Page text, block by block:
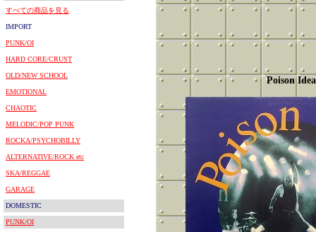
すべての商品を見る
IMPORT
PUNK/OI
HARD CORE/CRUST
OLD/NEW SCHOOL
EMOTIONAL
CHAOTIC
MELODIC/POP PUNK
ROCKA/PSYCHOBILLY
ALTERNATIVE/ROCK etc
SKA/REGGAE
GARAGE
DOMESTIC
PUNK/OI
Poison Idea